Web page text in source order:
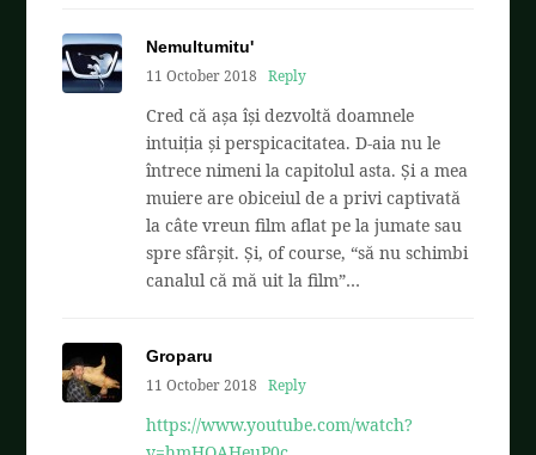
Nemultumitu'
11 October 2018
Reply
Cred că așa își dezvoltă doamnele
intuiția și perspicacitatea. D-aia nu le
întrece nimeni la capitolul asta. Și a mea
muiere are obiceiul de a privi captivată
la câte vreun film aflat pe la jumate sau
spre sfârșit. Și, of course, “să nu schimbi
canalul că mă uit la film”…
Groparu
11 October 2018
Reply
https://www.youtube.com/watch?